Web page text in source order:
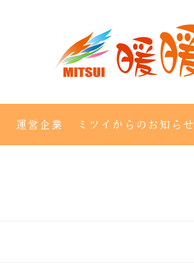
運営企業 ミツイからのお知らせ